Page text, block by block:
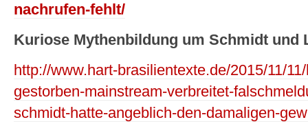
nachrufen-fehlt/
Kuriose Mythenbildung um Schmidt und
http://www.hart-brasilientexte.de/2015/11/
gestorben-mainstream-verbreitet-
schmidt-hatte-angeblich-den-damaligen-